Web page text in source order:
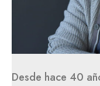
Desde hace 40